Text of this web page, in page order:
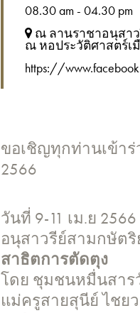
08.30 am - 04.30 pm
ณ ลานราชาอนุสา
ณ หอประวัติศาสตร์เ
https://
ขอเชิญทุกท่านเข้าร่
2566
วันที่ 9-11 เม.ย
อนุสาวรีย์สามกษัตริ
สาธิตการตัดตุง
โดย ชุมชนหมื่นสาร
แม่ครูสายสุนีย์ ไชย